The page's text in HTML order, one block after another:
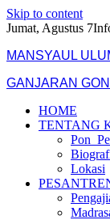
Skip to content
Jumat, Agustus 7
MANSYAUL
GANJARAN
HOME
TENTANG
Lokasi